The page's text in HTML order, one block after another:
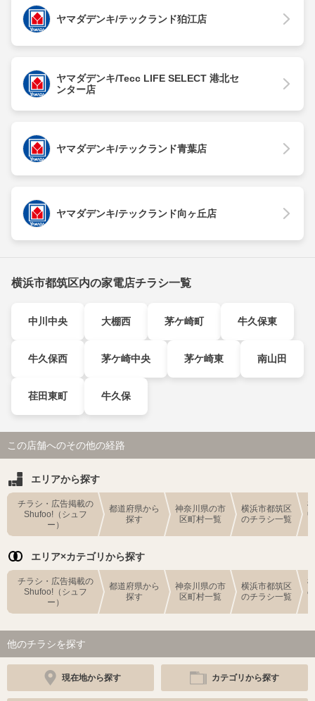
ヤマダデンキ/テックランド狛江店
ヤマダデンキ/Tecc LIFE SELECT 港北セ
ンター店
ヤマダデンキ/テックランド青葉店
ヤマダデンキ/テックランド向ヶ丘店
横浜市都筑区内の家電店チラシ一覧
中川中央 大棚西 茅ケ崎町 牛久保東
牛久保西 茅ケ崎中央 茅ケ崎東 南山田
荏田東町 牛久保
この店舗へのその他の経路
エリアから探す
チラシ・広告掲載の
Shufoo!（シュフ
ー）
都道府県から
探す
神奈川県の市
区町村一覧
横浜市都筑区
のチラシ一覧
エリア×カテゴリから探す
チラシ・広告掲載の
Shufoo!（シュフ
ー）
都道府県から
探す
神奈川県の市
区町村一覧
横浜市都筑区
のチラシ一覧
他のチラシを探す
現在地から探す カテゴリから探す